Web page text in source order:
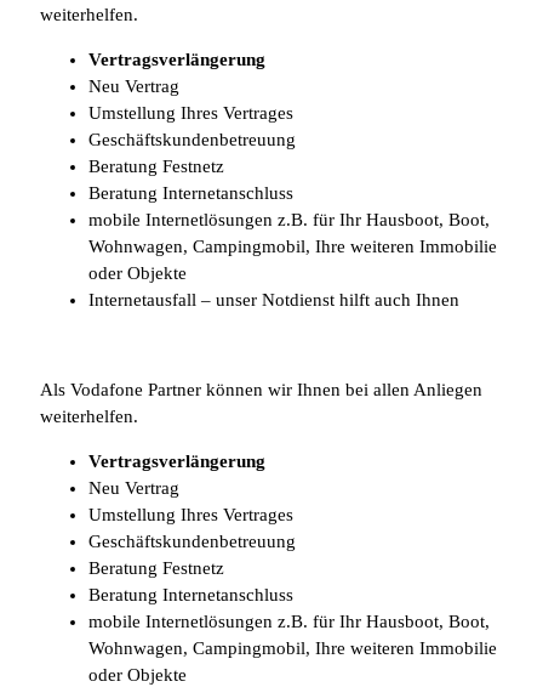
weiterhelfen.
Vertragsverlängerung
Neu Vertrag
Umstellung Ihres Vertrages
Geschäftskundenbetreuung
Beratung Festnetz
Beratung Internetanschluss
mobile Internetlösungen z.B. für Ihr Hausboot, Boot,
Wohnwagen, Campingmobil, Ihre weiteren Immobilie
oder Objekte
Internetausfall – unser Notdienst hilft auch Ihnen
Als Vodafone Partner können wir Ihnen bei allen Anliegen
weiterhelfen.
Vertragsverlängerung
Neu Vertrag
Umstellung Ihres Vertrages
Geschäftskundenbetreuung
Beratung Festnetz
Beratung Internetanschluss
mobile Internetlösungen z.B. für Ihr Hausboot, Boot,
Wohnwagen, Campingmobil, Ihre weiteren Immobilie
oder Objekte